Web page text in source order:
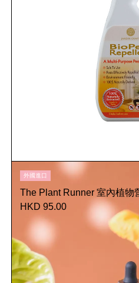
外國進口
The Plant Runner 室內植物
HKD 95.00